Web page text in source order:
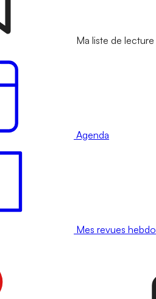
Ma liste de lecture
Agenda
Mes revues hebdo